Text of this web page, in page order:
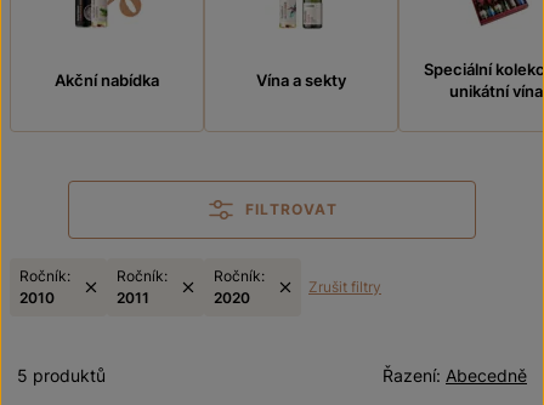
Akční nabídka Vína a sekty
Speciální
unikátní vína
FILTROVAT
Ročník:
2010
Ročník:
2011
Ročník:
2020
Zrušit filtry
Abecedně
Řazení:
5 produktů